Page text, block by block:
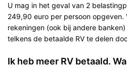
U mag in het geval van 2
249,90 euro per persoon opgeven.
rekeningen (ook bij andere
telkens de betaalde RV te delen
Ik heb meer RV betaald.